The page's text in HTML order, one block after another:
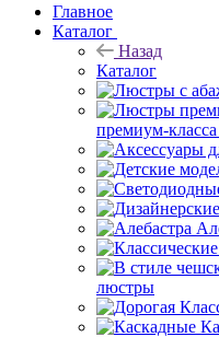
Главное
Каталог
Назад
Каталог
премиум-
люстры